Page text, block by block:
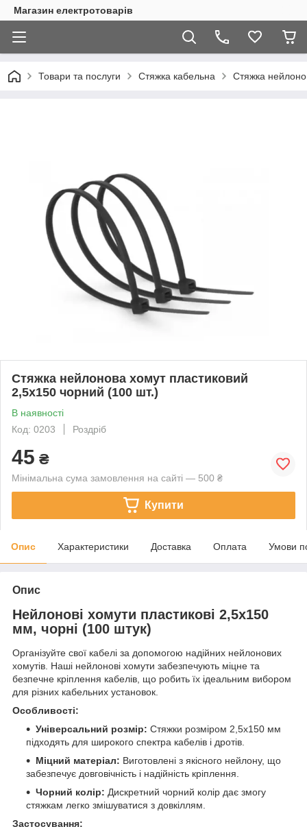
Магазин електротоварів
Товари та послуги Стяжка кабельна Стяжка
Стяжка нейлонова хомут пластиковий
2,5х150 чорний (100 шт.)
В наявності
Код: 0203
Роздріб
45 ₴
Мінімальна сума замовлення на сайті — 500 ₴
Купити
Опис Характеристики Доставка Оплата Умови
Опис
Нейлонові хомути пластикові 2,5х150
мм, чорні (100 штук)
Організуйте свої кабелі за допомогою надійних нейлонових
хомутів. Наші нейлонові хомути забезпечують міцне та
безпечне кріплення кабелів, що робить їх ідеальним вибором
для різних кабельних установок.
Особливості:
Універсальний розмір: Стяжки розміром 2,5х150 мм
підходять для широкого спектра кабелів і дротів.
Міцний матеріал: Виготовлені з якісного нейлону, що
забезпечує довговічність і надійність кріплення.
Чорний колір: Дискретний чорний колір дає змогу
стяжкам легко змішуватися з довкіллям.
Застосування: